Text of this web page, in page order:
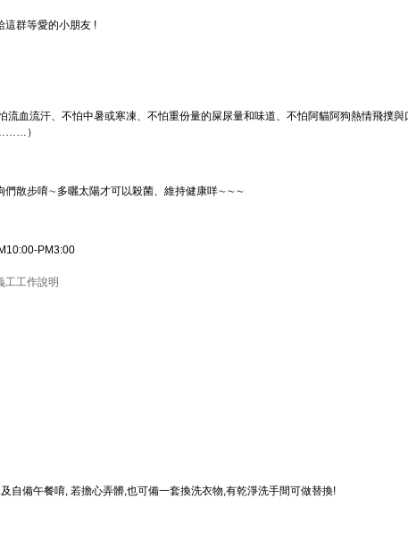
這群等愛的小朋友 !
流血流汗、不怕中暑或寒凍、不怕重份量的屎尿量和味道、不怕阿貓阿狗熱情飛撲
）
們散步唷∼多曬太陽才可以殺菌、維持健康咩∼∼∼
PM3:00
工工作說明
自備午餐唷, 若擔心弄髒,也可備一套換洗衣物,有乾淨洗手間可做替換!